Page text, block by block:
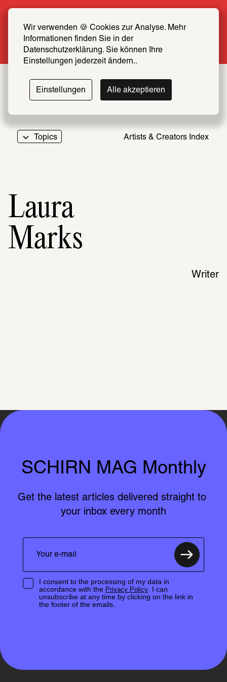
Wir verwenden 🍪 Cookies zur Analyse. Mehr
Informationen finden Sie in der
Datenschutzerklärung. Sie können Ihre
Einstellungen jederzeit ändern..
Einstellungen Alle akzeptieren
now at half price
More info
Topics Artists & Creators Index
Laura
Marks
Writer
SCHIRN MAG Monthly
Get the latest articles delivered straight to
your inbox every month
I consent to the processing of my data in
accordance with the Privacy Policy. I can
unsubscribe at any time by clicking on the link in
the footer of the emails.